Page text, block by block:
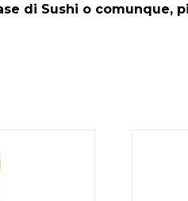
di Sushi o comunque,